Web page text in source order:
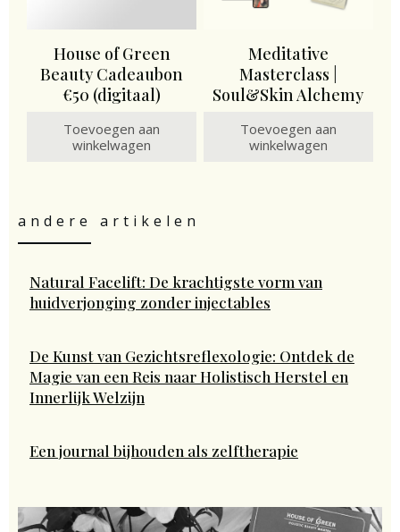
House of Green
Beauty Cadeaubon
€50 (digitaal)
Toevoegen aan
winkelwagen
Meditative
Masterclass |
Soul&Skin Alchemy
Toevoegen aan
winkelwagen
andere artikelen
Natural Facelift: De krachtigste vorm van
huidverjonging zonder injectables
De Kunst van Gezichtsreflexologie: Ontdek de
Magie van een Reis naar Holistisch Herstel en
Innerlijk Welzijn
Een journal bijhouden als zelftherapie